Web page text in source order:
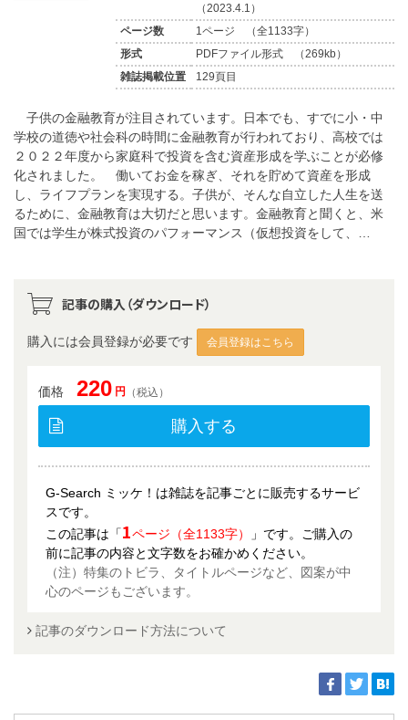
（2023.4.1）
ページ数
1ページ （全1133字）
形式
PDFファイル形式 （269kb）
雑誌掲載位置
129頁目
子供の金融教育が注目されています。日本でも、すでに小・中
学校の道徳や社会科の時間に金融教育が行われており、高校では
２０２２年度から家庭科で投資を含む資産形成を学ぶことが必修
化されました。 働いてお金を稼ぎ、それを貯めて資産を形成
し、ライフプランを実現する。子供が、そんな自立した人生を送
るために、金融教育は大切だと思います。金融教育と聞くと、米
国では学生が株式投資のパフォーマンス（仮想投資をして、…
記事の購入（ダウンロード）
購入には会員登録が必要です 会員登録はこちら
価格 220 円 （税込）
購入する
G-Search ミッケ！は雑誌を記事ごとに販売するサービ
スです。
この記事は「1ページ（全1133字）
」です。ご購入の
前に記事の内容と文字数をお確かめください。
（注）特集のトビラ、タイトルページなど、図案が中
心のページもございます。
記事のダウンロード方法について